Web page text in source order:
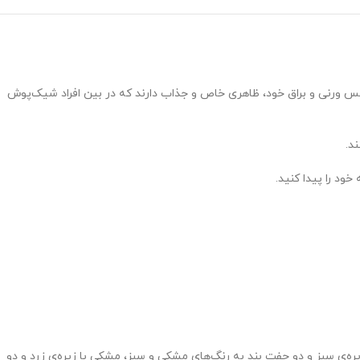
ورنی و براق خود، ظاهری خاص و جذاب دارند که در بین افراد شیک‌پوش
سبز و دو جفت بند به رنگ‌های مشکی و سبز، مشکی با زیره‌ی زرد و دو